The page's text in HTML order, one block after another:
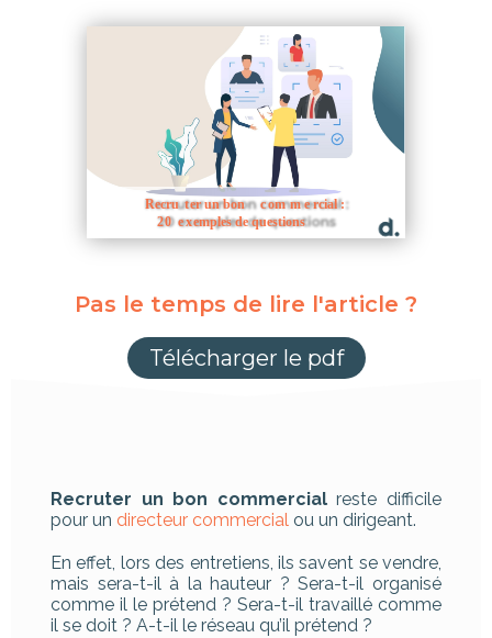
Pas le temps de lire l'article ?
Télécharger le pdf
Recruter un bon commercialreste difficile
pour un directeur commercial ou un dirigeant.
En effet, lors des entretiens, ils savent se vendre,
mais sera-t-il à la hauteur ? Sera-t-il organisé
comme il le prétend ? Sera-t-il travaillé comme
il se doit ? A-t-il le réseau qu’il prétend ?